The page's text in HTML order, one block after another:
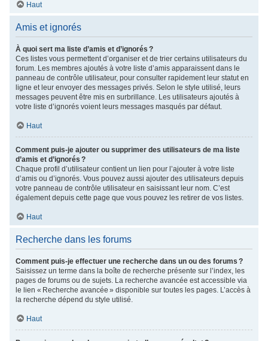
Haut
Amis et ignorés
À quoi sert ma liste d’amis et d’ignorés ?
Ces listes vous permettent d’organiser et de trier certains utilisateurs du
forum. Les membres ajoutés à votre liste d’amis apparaissent dans le
panneau de contrôle utilisateur, pour consulter rapidement leur statut en
ligne et leur envoyer des messages privés. Selon le style utilisé, leurs
messages peuvent être mis en surbrillance. Les utilisateurs ajoutés à
votre liste d’ignorés voient leurs messages masqués par défaut.
Haut
Comment puis-je ajouter ou supprimer des utilisateurs de ma liste
d’amis et d’ignorés ?
Chaque profil d’utilisateur contient un lien pour l’ajouter à votre liste
d’amis ou d’ignorés. Vous pouvez aussi ajouter des utilisateurs depuis
votre panneau de contrôle utilisateur en saisissant leur nom. C’est
également depuis cette page que vous pouvez les retirer de vos listes.
Haut
Recherche dans les forums
Comment puis-je effectuer une recherche dans un ou des forums ?
Saisissez un terme dans la boîte de recherche présente sur l’index, les
pages de forums ou de sujets. La recherche avancée est accessible via
le lien « Recherche avancée » disponible sur toutes les pages. L’accès à
la recherche dépend du style utilisé.
Haut